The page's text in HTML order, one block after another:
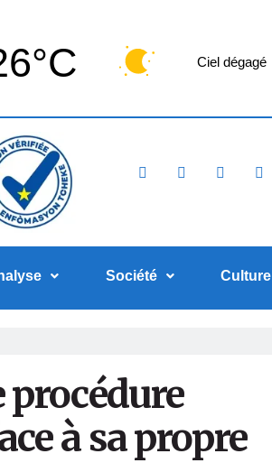
Ciel dégagé
Société Culture
procédure
à sa propre